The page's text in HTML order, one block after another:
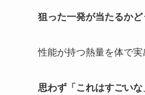
狙った一発が当たるか
性能が持つ熱量を体で実
思わず「これはすごいな